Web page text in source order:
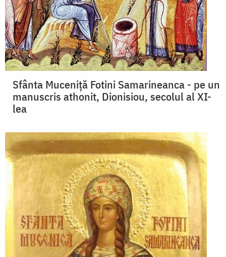
Sfânta Muceniță Fotini Samarineanca - pe un
manuscris athonit, Dionisiou, secolul al XI-
lea